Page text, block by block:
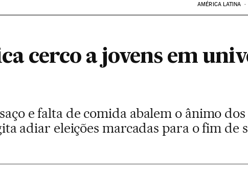
AMÉRICA LATINA
cerco a jovens em
e falta de comida abalem o ânimo
adiar eleições marcadas para o fim de